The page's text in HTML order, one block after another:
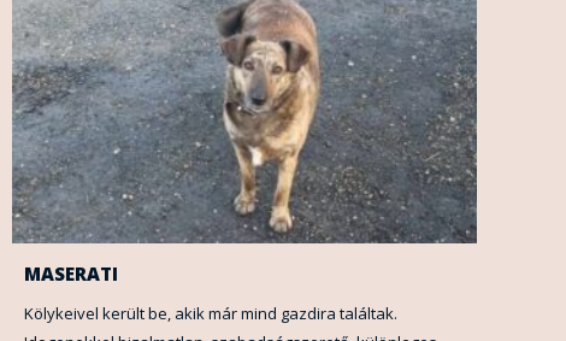
MASERATI
Kölykeivel került be, akik már mind gazdira találtak.